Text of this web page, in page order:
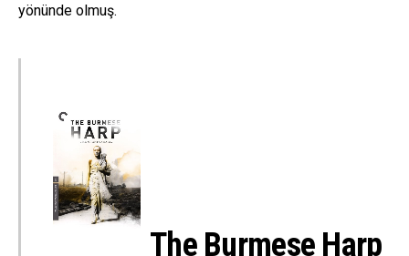
yönünde olmuş.
The Burmese Harp